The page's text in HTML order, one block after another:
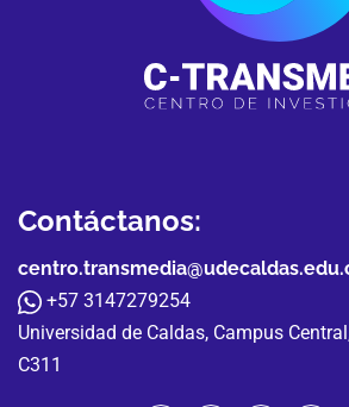
Contáctanos:
+57 3147279254
Universidad de Caldas, Campus
C311